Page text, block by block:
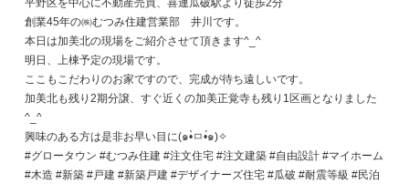
平野区を中心に不動産売買、喜連瓜破駅より徒歩2分
創業45年の㈱むつみ住建営業部 井川です。
本日は加美北の現場をご紹介させて頂きます^_^
明日、上棟予定の現場です。
ここもこだわりのお家ですので、完成が待ち遠しいです。
加美北も残り2期分譲、すぐ近くの加美正覚寺も残り1区画となりました
^_^
興味のある方は是非お早い目に(๑•̀ㅁ•́๑)✧
#グロータウン #むつみ住建 #注文住宅 #注文建築 #自由設計 #マイホーム
#木造 #新築 #戸建 #新築戸建 #デザイナーズ住宅 #瓜破 #耐震等級 #民泊